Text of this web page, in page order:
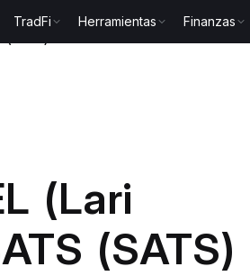
TradFi Herramientas Finanzas
(Lari
(SATS)